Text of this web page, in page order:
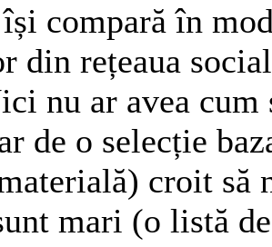
compară în
din rețeaua
nu ar avea cum
de o selecție
croit să
mari (o listă